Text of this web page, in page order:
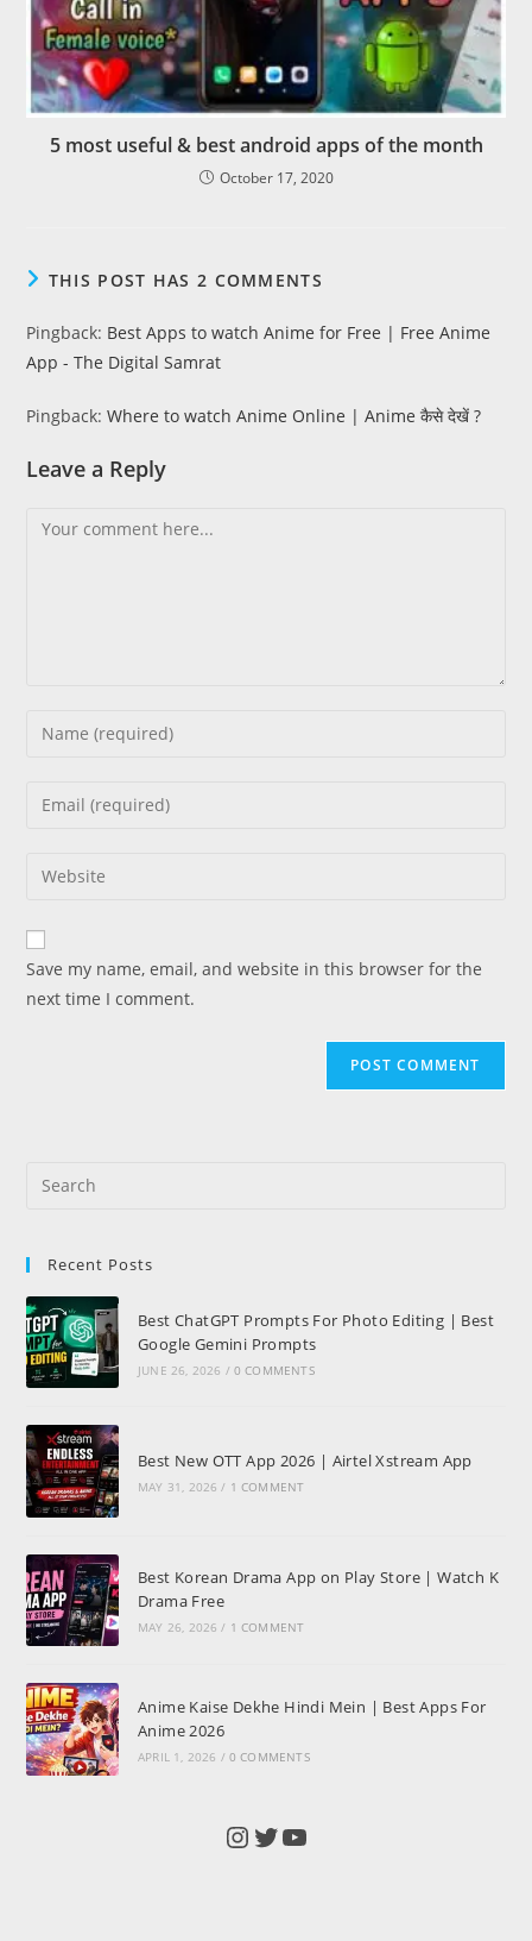
5 most useful & best android apps of the month
October 17, 2020
THIS POST HAS 2 COMMENTS
Pingback: Best Apps to watch Anime for Free | Free Anime
App - The Digital Samrat
Pingback:Where to watch Anime Online | Anime कैसे देखें ?
Leave a Reply
Save my name, email, and website in this browser for the
next time I comment.
Recent Posts
Best ChatGPT Prompts For Photo Editing | Best
Google Gemini Prompts
JUNE 26, 2026 / 0 COMMENTS
Best New OTT App 2026 | Airtel Xstream App
MAY 31, 2026 / 1 COMMENT
Best Korean Drama App on Play Store | Watch K
Drama Free
MAY 26, 2026 / 1 COMMENT
Anime Kaise Dekhe Hindi Mein | Best Apps For
Anime 2026
APRIL 1, 2026 / 0 COMMENTS